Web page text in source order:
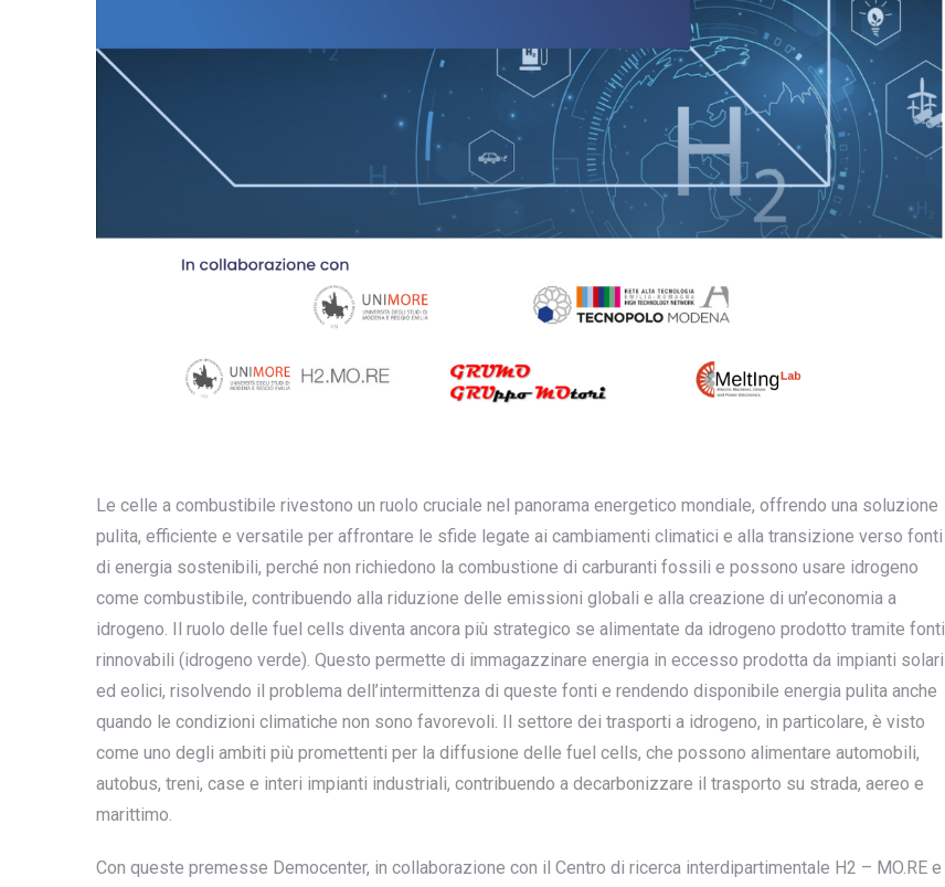
Le celle a combustibile rivestono un ruolo cruciale nel panorama energetico mondiale, offrendo una soluzione
pulita, efficiente e versatile per affrontare le sfide legate ai cambiamenti climatici e alla transizione verso fonti
di energia sostenibili, perché non richiedono la combustione di carburanti fossili e possono usare idrogeno
come combustibile, contribuendo alla riduzione delle emissioni globali e alla creazione di un’economia a
idrogeno. Il ruolo delle fuel cells diventa ancora più strategico se alimentate da idrogeno prodotto tramite fonti
rinnovabili (idrogeno verde). Questo permette di immagazzinare energia in eccesso prodotta da impianti solari
ed eolici, risolvendo il problema dell’intermittenza di queste fonti e rendendo disponibile energia pulita anche
quando le condizioni climatiche non sono favorevoli. Il settore dei trasporti a idrogeno, in particolare, è visto
come uno degli ambiti più promettenti per la diffusione delle fuel cells, che possono alimentare automobili,
autobus, treni, case e interi impianti industriali, contribuendo a decarbonizzare il trasporto su strada, aereo e
marittimo.
Con queste premesse Democenter, in collaborazione con il Centro di ricerca interdipartimentale H2 – MO.RE e